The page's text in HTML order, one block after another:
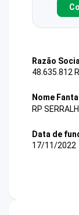
Razão Social
48.635.812
Nome
RP
Data de
17/11/2022